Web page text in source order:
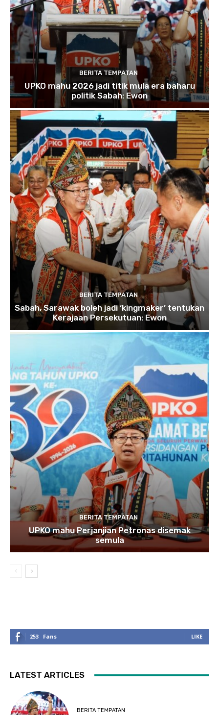
BERITA TEMPATAN
UPKO mahu 2026 jadi titik mula era baharu
politik Sabah: Ewon
BERITA TEMPATAN
Sabah, Sarawak boleh jadi ‘kingmaker’ tentukan
Kerajaan Persekutuan: Ewon
BERITA TEMPATAN
UPKO mahu Perjanjian Petronas disemak
semula
253 Fans LIKE
LATEST ARTICLES
BERITA TEMPATAN